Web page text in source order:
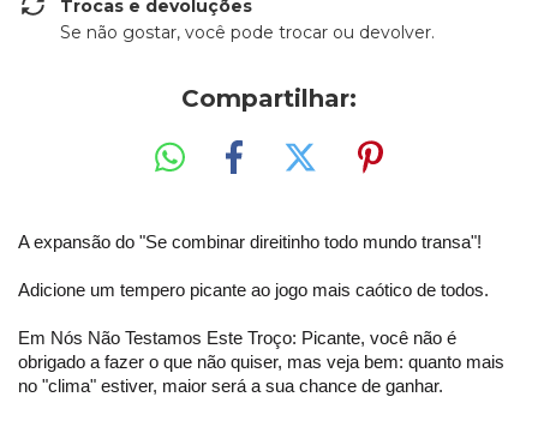
Trocas e devoluções
Se não gostar, você pode trocar ou devolver.
Compartilhar:
A expansão do "Se combinar direitinho todo mundo transa"!
Adicione um tempero picante ao jogo mais caótico de todos.
Em Nós Não Testamos Este Troço: Picante, você não é
obrigado a fazer o que não quiser, mas veja bem: quanto mais
no "clima" estiver, maior será a sua chance de ganhar.